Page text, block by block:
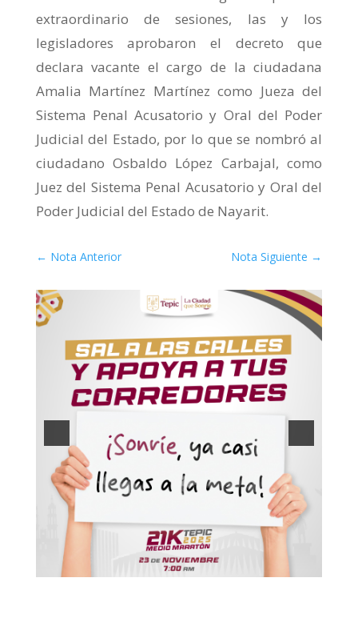
extraordinario de sesiones, las y los
legisladores aprobaron el decreto que
declara vacante el cargo de la ciudadana
Amalia Martínez Martínez como Jueza del
Sistema Penal Acusatorio y Oral del Poder
Judicial del Estado, por lo que se nombró al
ciudadano Osbaldo López Carbajal, como
Juez del Sistema Penal Acusatorio y Oral del
Poder Judicial del Estado de Nayarit.
← Nota Anterior Nota Siguiente →